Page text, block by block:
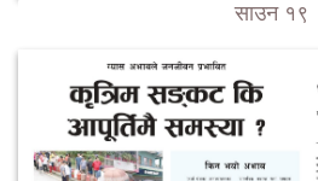
साउन १९